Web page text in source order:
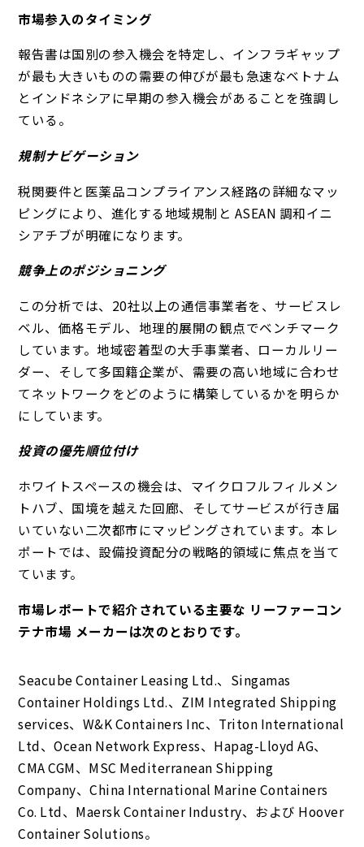
市場参入のタイミング
報告書は国別の参入機会を特定し、インフラギャップ
が最も大きいものの需要の伸びが最も急速なベトナム
とインドネシアに早期の参入機会があることを強調し
ている。
規制ナビゲーション
税関要件と医薬品コンプライアンス経路の詳細なマッ
ピングにより、進化する地域規制と ASEAN 調和イニ
シアチブが明確になります。
競争上のポジショニング
この分析では、20社以上の通信事業者を、サービスレ
ベル、価格モデル、地理的展開の観点でベンチマーク
しています。地域密着型の大手事業者、ローカルリー
ダー、そして多国籍企業が、需要の高い地域に合わせ
てネットワークをどのように構築しているかを明らか
にしています。
投資の優先順位付け
ホワイトスペースの機会は、マイクロフルフィルメン
トハブ、国境を越えた回廊、そしてサービスが行き届
いていない二次都市にマッピングされています。本レ
ポートでは、設備投資配分の戦略的領域に焦点を当て
ています。
市場レポートで紹介されている主要な リーファーコン
テナ市場 メーカーは次のとおりです。
Seacube Container Leasing Ltd.、Singamas
Container Holdings Ltd.、ZIM Integrated Shipping
services、W&K Containers Inc、Triton International
Ltd、Ocean Network Express、Hapag-Lloyd AG、
CMA CGM、MSC Mediterranean Shipping
Company、China International Marine Containers
Co. Ltd、Maersk Container Industry、および Hoover
Container Solutions。